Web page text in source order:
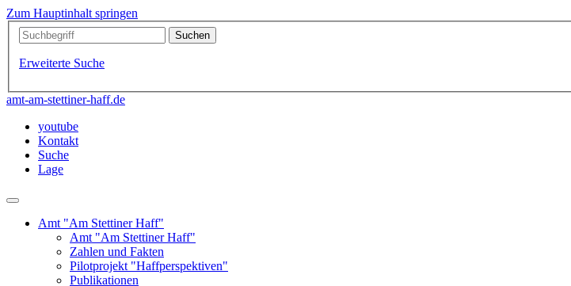
Zum Hauptinhalt springen
Erweiterte Suche
amt-am-stettiner-haff.de
youtube
Kontakt
Suche
Lage
Amt "Am Stettiner Haff"
Amt "Am Stettiner Haff"
Zahlen und Fakten
Pilotprojekt "Haffperspektiven"
Publikationen